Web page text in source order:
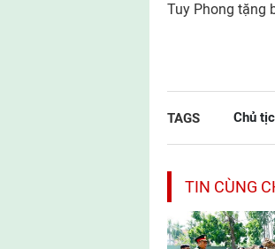
Tuy Phong tặng
TAGS Chủ
TIN CÙNG